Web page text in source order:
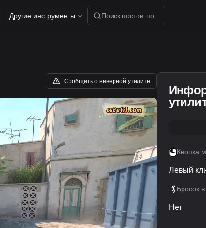
Другие инструменты Поиск постов, пользователей
Сообщить о неверной утилите
Кнопка
Левый
Бросок
Нет